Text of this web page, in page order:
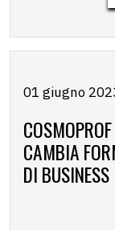
01 giugno
CAMBIA
DI BUSINESS